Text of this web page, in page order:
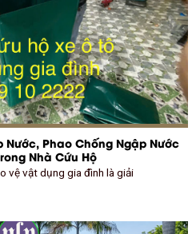
Phao Chống Ngập Nước
Nhà Cứu Hộ
vệ vật dụng gia đình là giải